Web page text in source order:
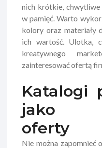
nich krótkie, chwytliwe
w pamięć. Warto
kolory oraz materiały
ich wartość. Ulotka,
kreatywnego
zainteresować ofertą
Katalogi
jako
oferty
Nie można zapomnieć